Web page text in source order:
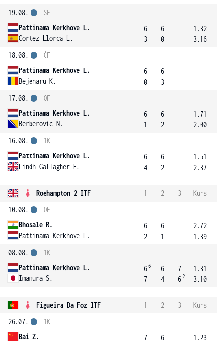
19.08.
Pattinama Kerkhove L.
Cortez Llorca L.
SF
6
3
6
0
1.32
3.16
18.08.
Pattinama Kerkhove L.
Bejenaru K.
ČF
6
0
6
3
17.08.
Pattinama Kerkhove L.
Berberovic N.
OF
6
1
6
2
1.71
2.00
16.08.
Pattinama Kerkhove L.
Lindh Gallagher E.
1K
6
4
6
2
1.51
2.37
Roehampton 2 ITF 1 2 3
Kurs
10.08.
Bhosale R.
Pattinama Kerkhove L.
OF
6
2
6
1
2.72
1.39
08.08.
Pattinama Kerkhove L.
Imamura S.
1K
66
7
6
4
7
62
1.31
3.10
Figueira Da Foz ITF 1 2 3
Kurs
26.07.
Bai Z.
1K
7
6
1.23